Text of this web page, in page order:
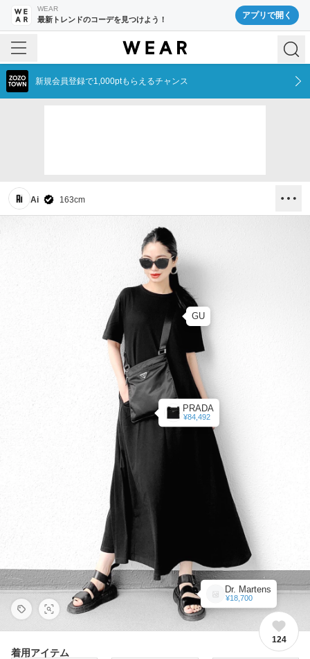
WEAR
最新トレンドのコーデを見つけよう！ アプリで開く
新規会員登録で1,000ptもらえるチャンス
Ai 163cm
GU
PRADA
¥84,492
Dr. Martens
¥18,700
124
着用アイテム